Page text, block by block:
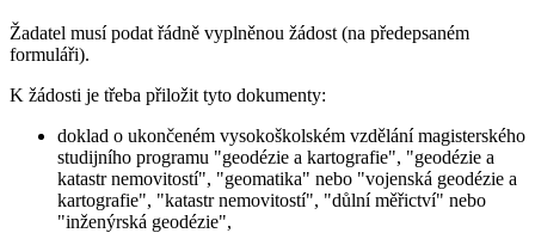
Žadatel musí podat řádně vyplněnou žádost (na předepsaném
formuláři).
K žádosti je třeba přiložit tyto dokumenty:
doklad o ukončeném vysokoškolském vzdělání magisterského
studijního programu "geodézie a kartografie", "geodézie a
katastr nemovitostí", "geomatika" nebo "vojenská geodézie a
kartografie", "katastr nemovitostí", "důlní měřictví" nebo
"inženýrská geodézie",